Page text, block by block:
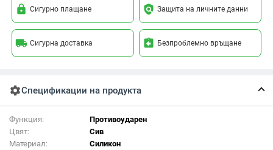
lock Сигурно плащане policy Защита на личните данни
local_shipping Сигурна доставка assignment_return Безпроблемно връщане
settingsСпецификации на продукта
Функция:
Противоударен
Цвят:
Сив
Материал:
Силикон